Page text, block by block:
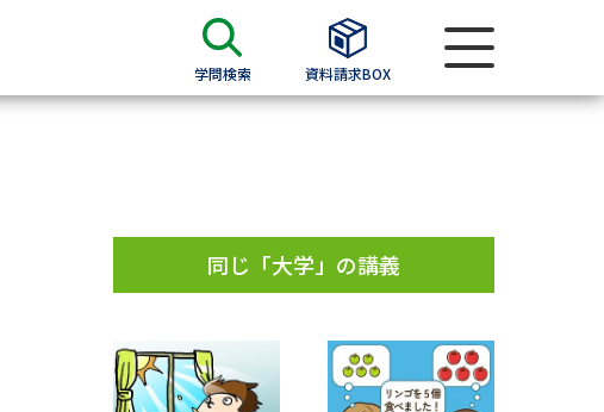
学問検索 資料請求BOX
請求
集要項＆願書
過去問題集
同じ「大学」の講義